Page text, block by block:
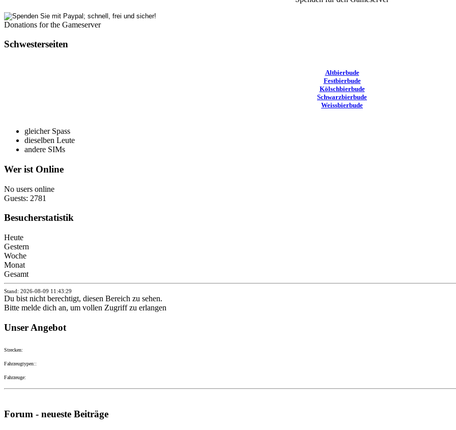
Donations for the Gameserver
Schwesterseiten
Altbierbude
Festbierbude
Kölschbierbude
Schwarzbierbude
Weissbierbude
gleicher Spass
dieselben Leute
andere SIMs
Wer ist Online
No users online
Guests: 2781
Besucherstatistik
Heute
Gestern
Woche
Monat
Gesamt
Stand: 2026-08-09 11:43:29
Du bist nicht berechtigt, diesen Bereich zu sehen.
Bitte melde dich an, um vollen Zugriff zu erlangen
Unser Angebot
Strecken:
Fahrzeugtypen::
Fahrzeuge:
Forum - neueste Beiträge